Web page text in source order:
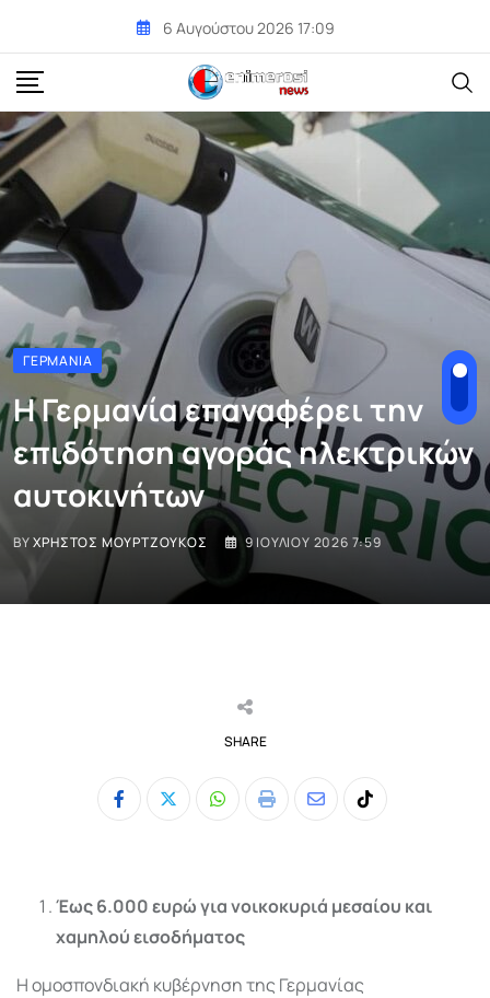
content
6 Αυγούστου 2026 17:09
ΓΕΡΜΑΝΊΑ
Η Γερμανία επαναφέρει την
επιδότηση αγοράς ηλεκτρικών
αυτοκινήτων
BYΧΡΉΣΤΟΣ ΜΟΥΡΤΖΟΎΚΟΣ 9 ΙΟΥΛΊΟΥ 2026 7:59
SHARE
Whatsapp
Print
ShareTiktok
Έως 6.000 ευρώ για νοικοκυριά μεσαίου και
χαμηλού εισοδήματος
Η ομοσπονδιακή κυβέρνηση της Γερμανίας